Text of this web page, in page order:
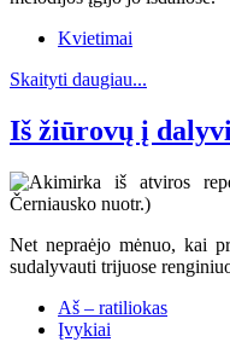
Kvietimai
Skaityti daugiau...
Iš žiūrovų į
Net nepraėjo mėnuo, kai
sudalyvauti trijuose
Aš – ratiliokas
Įvykiai